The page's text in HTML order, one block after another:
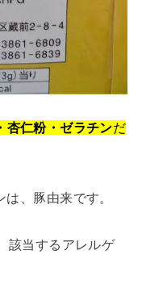
杏仁粉・ゼラチンだ
、豚由来です。
該当するアレルゲ